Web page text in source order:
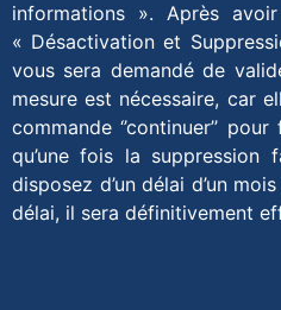
informations ». Après
« Désactivation et
vous sera demandé de
mesure est nécessaire, car
commande ‘’continuer’’
qu’une fois la suppression
disposez d’un délai d’un
délai, il sera définitivement